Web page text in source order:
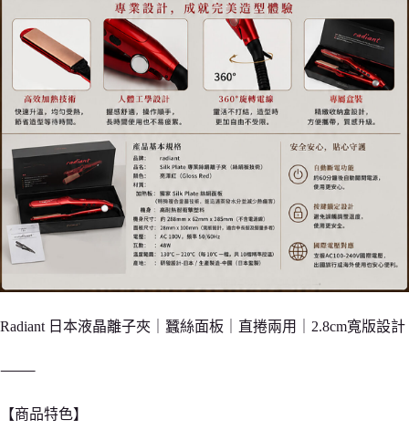
Radiant 日本液晶離子夾｜蠶絲面板｜直捲兩用｜2.8cm寬版設計
⸻
【商品特色】